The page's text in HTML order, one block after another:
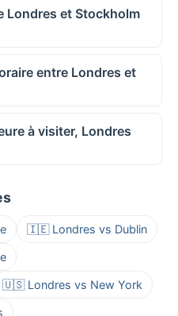
Londres et Stockholm
entre Londres et
à visiter, Londres
🇮🇪 Londres vs Dublin
🇺🇸 Londres vs New York